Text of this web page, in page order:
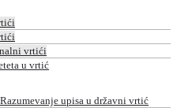
vrtići
u vrtić
upisa u državni vrtić